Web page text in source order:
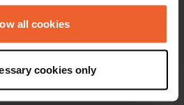
Declaration or by clicking on
your geographical location
to within several meters
all cookies
cookies only
Copie